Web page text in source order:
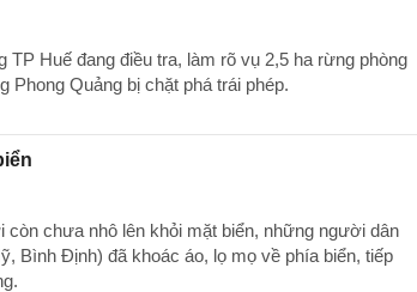
Huế đang điều tra, làm rõ vụ 2,5 ha rừng phòng
Phong Quảng bị chặt phá trái phép.
còn chưa nhô lên khỏi mặt biển, những người dân
Bình Định) đã khoác áo, lọ mọ về phía biển, tiếp